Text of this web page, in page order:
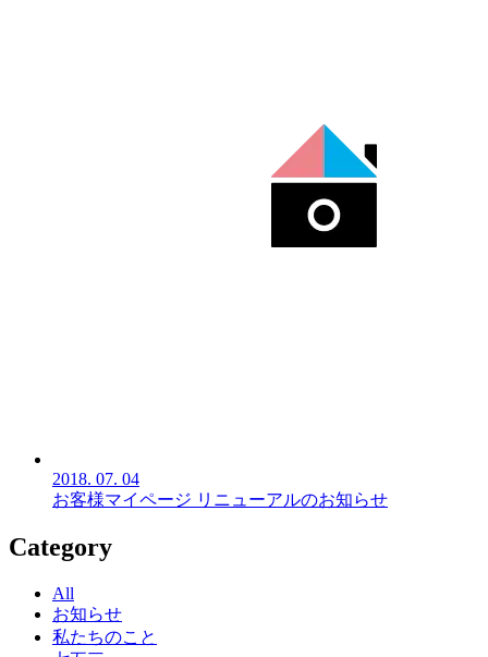
2018. 07. 04
お客様マイページ リニューアルのお知らせ
Category
All
お知らせ
私たちのこと